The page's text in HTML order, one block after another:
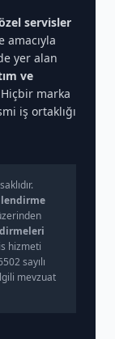
servisler
yer alan
ve
Hiçbir marka
iş ortaklığı
hizmeti
sayılı
mevzuat